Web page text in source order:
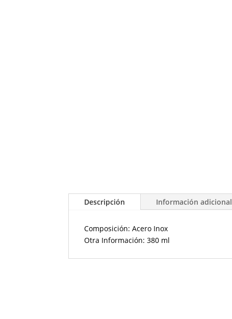
Descripción Información adicional
Composición: Acero Inox
Otra Información: 380 ml